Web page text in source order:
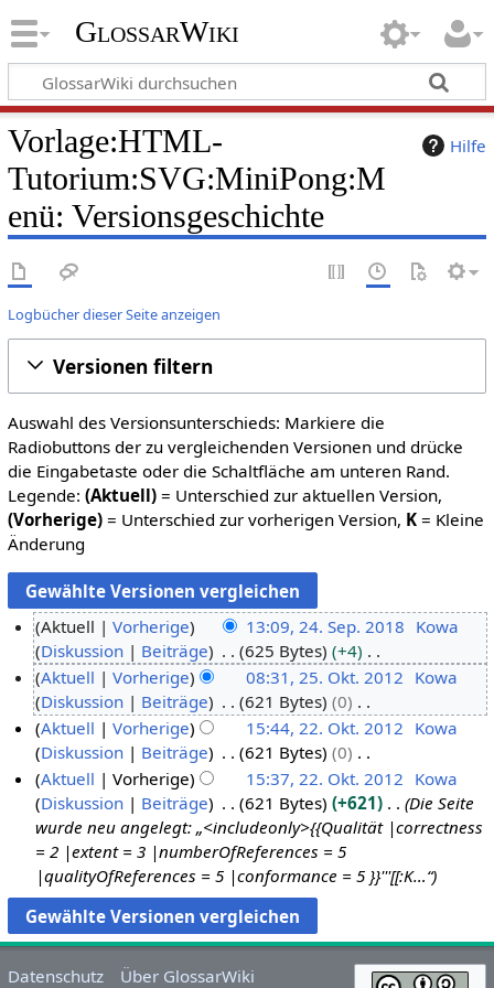
GlossarWiki
Hilfe
Vorlage:HTML-
Tutorium:SVG:MiniPong:M
enü: Versionsgeschichte
Logbücher dieser Seite anzeigen
Versionen filtern
Auswahl des Versionsunterschieds: Markiere die
Radiobuttons der zu vergleichenden Versionen und drücke
die Eingabetaste oder die Schaltfläche am unteren Rand.
Legende: (Aktuell)= Unterschied zur aktuellen Version,
(Vorherige)= Unterschied zur vorherigen Version, K= Kleine
Änderung
4
S
p
r
Aktuell Vorherige 13:09, 24. Sep. 2018 Kowa
Diskussion
Beiträge 625 Bytes
+4
K
e
i
n
e
B
e
r
b
e
i
5
O
r
Aktuell Vorherige 08:31, 25. Okt. 2012 Kowa
Diskussion
Beiträge 621 Bytes
0
K
e
i
n
e
B
e
a
r
b
2
b
Aktuell Vorherige 15:44, 22. Okt. 2012 Kowa
Diskussion
Beiträge 621 Bytes
0
K
e
i
n
e
B
e
a
r
Aktuell Vorherige 15:37, 22. Okt. 2012 Kowa
Diskussion
Beiträge 621 Bytes +621
Die Seite
wurde neu angelegt: „<includeonly>{{Qualität |correctness
= 2 |extent = 3 |numberOfReferences = 5
|qualityOfReferences = 5 |conformance = 5 }}'''[[:K…“
Datenschutz Über GlossarWiki